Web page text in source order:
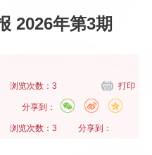
2026年第3期
浏览次数：3 打印
分享到：
浏览次数：3 分享到：